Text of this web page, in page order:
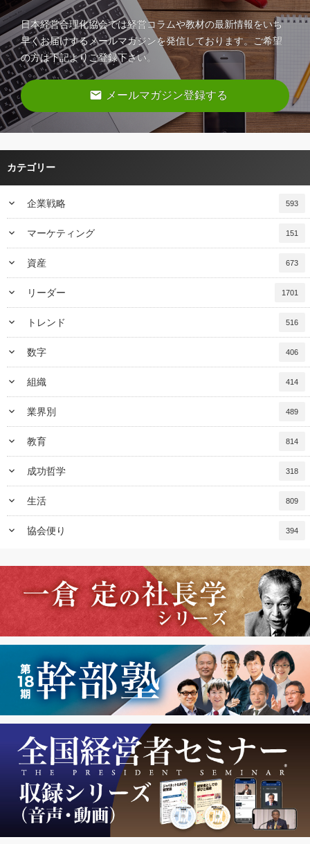
日本経営合理化協会では経営コラムや教材の最新情報をいち
早くお届けするメールマガジンを発信しております。ご希望
の方は下記よりご登録下さい。
email メールマガジン登録する
カテゴリー
keyboard_arrow_down 企業戦略 593
keyboard_arrow_down マーケティング 151
keyboard_arrow_down 資産 673
keyboard_arrow_down リーダー 1701
keyboard_arrow_down トレンド 516
keyboard_arrow_down 数字 406
keyboard_arrow_down 組織 414
keyboard_arrow_down 業界別 489
keyboard_arrow_down 教育 814
keyboard_arrow_down 成功哲学 318
keyboard_arrow_down 生活 809
keyboard_arrow_down 協会便り 394